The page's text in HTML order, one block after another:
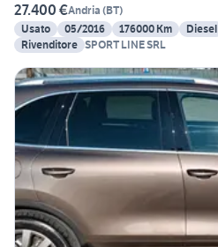
27.400 €Andria (BT)
Usato
05/2016 176000 Km Diesel
Rivenditore SPORT LINE SRL